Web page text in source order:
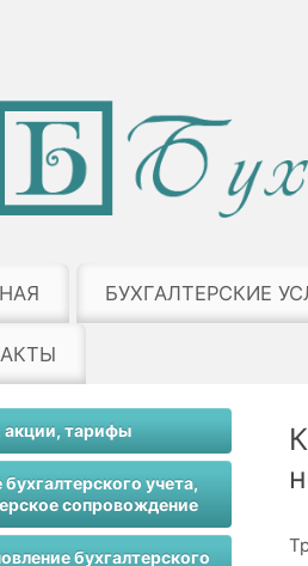
БУХГАЛТЕРСКИЕ
акции, тарифы
бухгалтерского учета,
сопровождение
бухгалтерского